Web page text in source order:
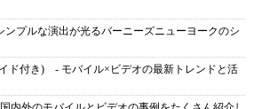
ンプルな演出が光るバーニーズニューヨークのシ
ド付き) - モバイル×ビデオの最新トレンドと活